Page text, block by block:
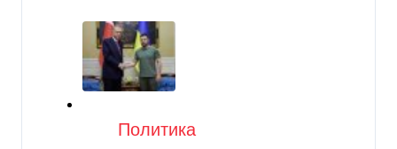
Категория
Политика